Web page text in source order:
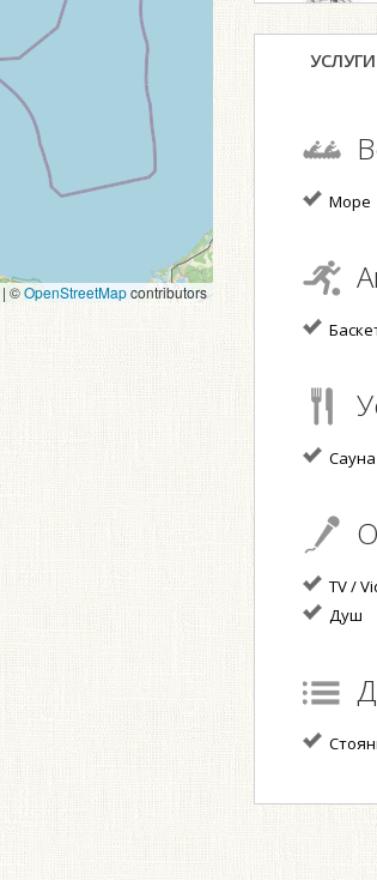
| ©OpenStreetMapcontributors
УСЛУГИ
Море
Сауна
TV /
Душ